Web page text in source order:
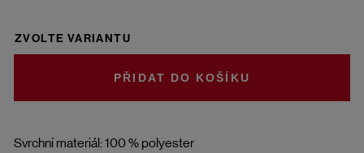
Svrchní materiál: 100 % polyester
ZVOLTE VARIANTU
DO KOŠÍKU